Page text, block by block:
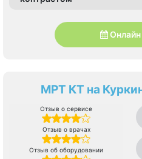
Онлайн
МРТ КТ на
Отзыв о сервисе
Отзыв о врачах
Отзыв об оборудовании